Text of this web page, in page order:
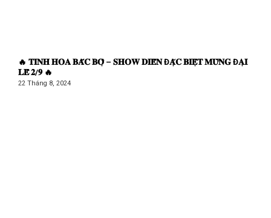
🔥 𝐓𝐈𝐍𝐇 𝐇𝐎𝐀 𝐁𝐀̆́𝐂 𝐁𝐎̣̂ – 𝐒𝐇𝐎𝐖 𝐃𝐈𝐄̂̃𝐍 Đ𝐀̣̆𝐂 𝐁𝐈𝐄̣̂𝐓 𝐌𝐔̛̀𝐍𝐆 Đ𝐀̣𝐈
𝐋𝐄̂̃ 𝟐/𝟗 🔥
22 Tháng 8, 2024